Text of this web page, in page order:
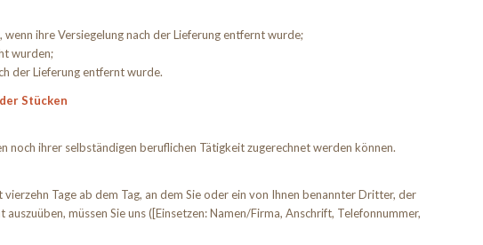
ihre Versiegelung nach der Lieferung entfernt wurde;
wurden;
der Lieferung entfernt wurde.
Stücken
ihrer selbständigen beruflichen Tätigkeit zugerechnet werden können.
Tage ab dem Tag, an dem Sie oder ein von Ihnen benannter Dritter, der
müssen Sie uns ([Einsetzen: Namen/Firma, Anschrift, Telefonnummer,